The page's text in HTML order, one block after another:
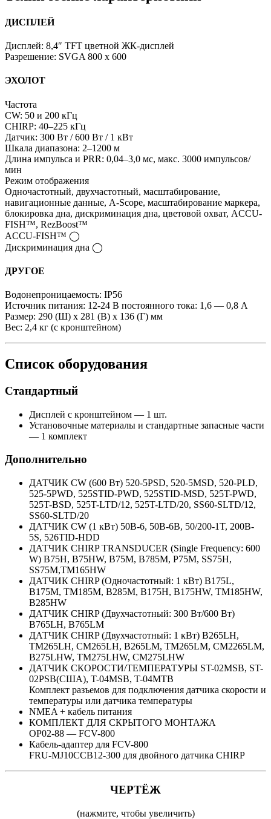
ДИСПЛЕЙ
Дисплей: 8,4″ TFT цветной ЖК-дисплей
Разрешение: SVGA 800 x 600
ЭХОЛОТ
Частота
CW: 50 и 200 кГц
CHIRP: 40–225 кГц
Датчик: 300 Вт / 600 Вт / 1 кВт
Шкала диапазона: 2–1200 м
Длина импульса и PRR: 0,04–3,0 мс, макс. 3000 импульсов/
мин
Режим отображения
Одночастотный, двухчастотный, масштабирование,
навигационные данные, A-Scope, масштабирование маркера,
блокировка дна, дискриминация дна, цветовой охват, ACCU-
FISH™, RezBoost™
ACCU-FISH™ ◯
Дискриминация дна ◯
ДРУГОЕ
Водонепроницаемость: IP56
Источник питания: 12-24 В постоянного тока: 1,6 — 0,8 А
Размер: 290 (Ш) x 281 (В) x 136 (Г) мм
Вес: 2,4 кг (с кронштейном)
Список оборудования
Стандартный
Дисплей с кронштейном — 1 шт.
Установочные материалы и стандартные запасные части
— 1 комплект
Дополнительно
ДАТЧИК CW (600 Вт) 520-5PSD, 520-5MSD, 520-PLD,
525-5PWD, 525STID-PWD, 525STID-MSD, 525T-PWD,
525T-BSD, 525T-LTD/12, 525T-LTD/20, SS60-SLTD/12,
SS60-SLTD/20
ДАТЧИК CW (1 кВт) 50B-6, 50B-6B, 50/200-1T, 200B-
5S, 526TID-HDD
ДАТЧИК CHIRP TRANSDUCER (Single Frequency: 600
W) B75H, B75HW, B75M, B785M, P75M, SS75H,
SS75M,TM165HW
ДАТЧИК CHIRP (Одночастотный: 1 кВт) B175L,
B175M, TM185M, B285M, B175H, B175HW, TM185HW,
B285HW
ДАТЧИК CHIRP (Двухчастотный: 300 Вт/600 Вт)
B765LH, B765LM
ДАТЧИК CHIRP (Двухчастотный: 1 кВт) B265LH,
TM265LH, CM265LH, B265LM, TM265LM, CM2265LM,
B275LHW, TM275LHW, CM275LHW
ДАТЧИК СКОРОСТИ/ТЕМПЕРАТУРЫ ST-02MSB, ST-
02PSB(США), T-04MSB, T-04MTB
Комплект разъемов для подключения датчика скорости и
температуры или датчика температуры
NMEA + кабель питания
КОМПЛЕКТ ДЛЯ СКРЫТОГО МОНТАЖА
OP02-88 — FCV-800
Кабель-адаптер для FCV-800
FRU-MJ10CCB12-300 для двойного датчика CHIRP
ЧЕРТЁЖ
(нажмите, чтобы увеличить)